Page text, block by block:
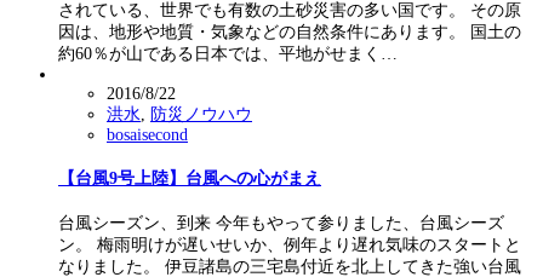
されている、世界でも有数の土砂災害の多い国です。 その原
因は、地形や地質・気象などの自然条件にあります。 国土の
約60％が山である日本では、平地がせまく…
2016/8/22
洪水, 防災ノウハウ
bosaisecond
【台風9号上陸】台風への心がまえ
台風シーズン、到来 今年もやって参りました、台風シーズ
ン。 梅雨明けが遅いせいか、例年より遅れ気味のスタートと
なりました。 伊豆諸島の三宅島付近を北上してきた強い台風